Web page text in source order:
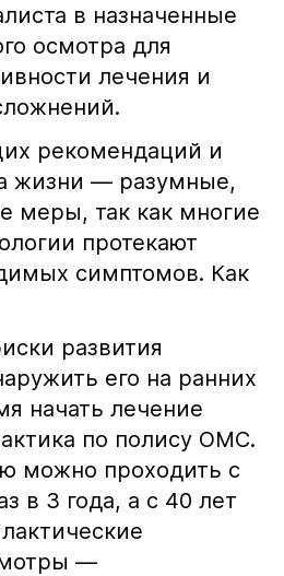
в назначенные
осмотра для
лечения и
рекомендаций и
жизни — разумные,
меры, так как многие
протекают
симптомов. Как
развития
его на ранних
начать лечение
по полису ОМС.
можно проходить с
в 3 года, а с 40 лет
—